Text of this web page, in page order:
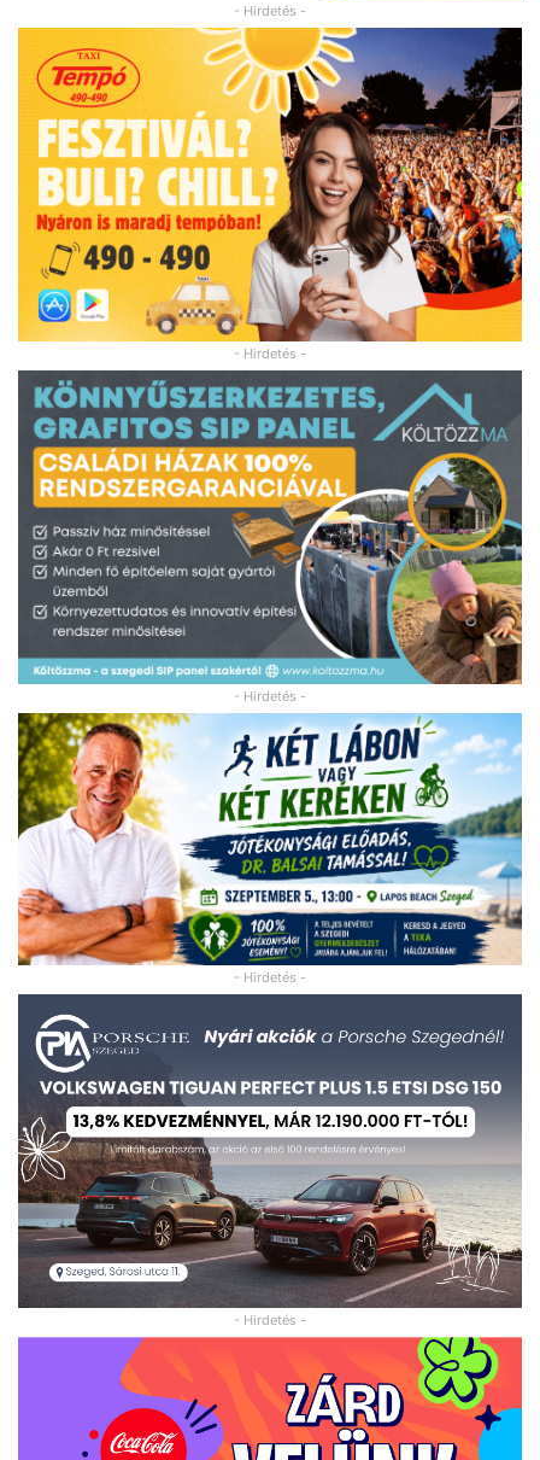
- Hirdetés -
- Hirdetés -
- Hirdetés -
- Hirdetés -
- Hirdetés -